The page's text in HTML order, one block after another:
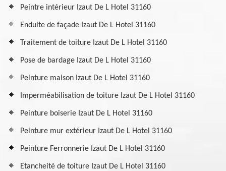
Peintre intérieur Izaut De L Hotel 31160
Enduite de façade Izaut De L Hotel 31160
Traitement de toiture Izaut De L Hotel 31160
Pose de bardage Izaut De L Hotel 31160
Peinture maison Izaut De L Hotel 31160
Imperméabilisation de toiture Izaut De L Hotel 31160
Peinture boiserie Izaut De L Hotel 31160
Peinture mur extérieur Izaut De L Hotel 31160
Peinture Ferronnerie Izaut De L Hotel 31160
Etancheité de toiture Izaut De L Hotel 31160